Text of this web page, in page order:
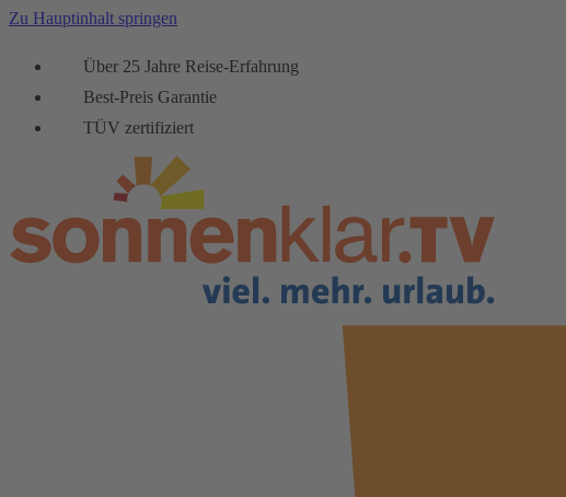
Zu Hauptinhalt springen
Über 25 Jahre Reise-Erfahrung
Best-Preis Garantie
TÜV zertifiziert